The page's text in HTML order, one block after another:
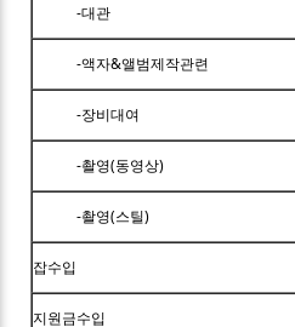
-대관
-액자&앨범제작관련
-장비대여
-촬영(동영상)
-촬영(스틸)
잡수입
지원금수입